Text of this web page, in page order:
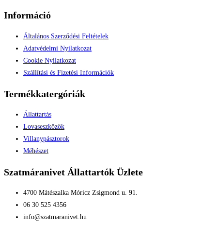
Információ
Általános Szerződési Feltételek
Adatvédelmi Nyilatkozat
Cookie Nyilatkozat
Szállítási és Fizetési Információk
Termékkatergóriák
Állattartás
Lovaseszközök
Villanypásztorok
Méhészet
Szatmáranivet Állattartók Üzlete
4700 Mátészalka Móricz Zsigmond u. 91.
06 30 525 4356
info@szatmaranivet.hu